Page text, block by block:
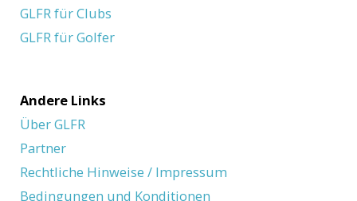
GLFR für Clubs
GLFR für Golfer
Andere Links
Über GLFR
Partner
Rechtliche Hinweise / Impressum
Bedingungen und Konditionen